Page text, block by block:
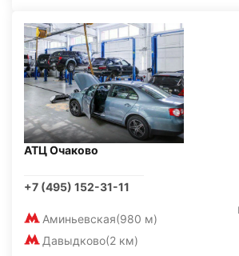
АТЦ Очаково
+7 (495) 152-31-11
Аминьевская(980 м)
Давыдково(2 км)